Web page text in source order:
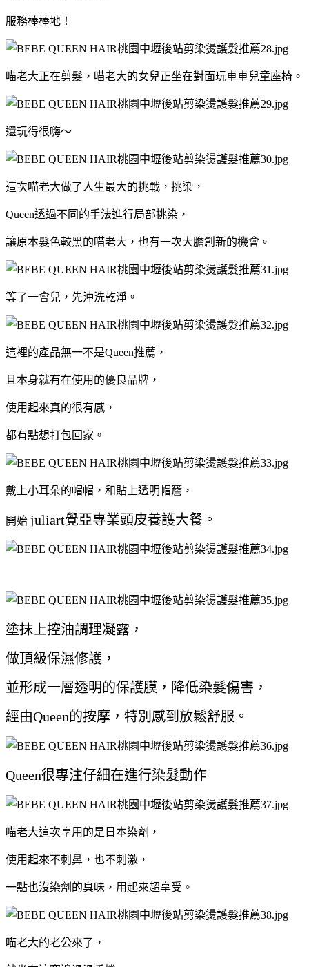
服務棒棒地！
喵老大正在剪髮，喵老大的女兒正坐在對面玩車車兒童座椅。
還玩得很嗨～
這次喵老大做了人生最大的挑戰，挑染，
Queen透過不同的手法進行局部挑染，
讓原本髮色較黑的喵老大，也有一次大膽創新的機會。
等了一會兒，先沖洗乾淨。
這裡的產品無一不是Queen推薦，
且本身就有在使用的優良品牌，
使用起來真的很有感，
都有點想打包回家。
戴上小耳朵的帽帽，和貼上透明帽簷，
開始 juliart覺亞專業頭皮養護大餐。
塗抹上控油調理凝露，
做頂級保濕修護，
並形成一層透明的保護膜， 降低染髮傷害，
經由Queen的按摩，特別感到放鬆舒服 。
Queen很專注仔細在進行染髮動作
喵老大這次享用的是日本染劑，
使用起來不刺鼻，也不刺激，
一點也沒染劑的臭味，用起來超享受。
喵老大的老公來了，